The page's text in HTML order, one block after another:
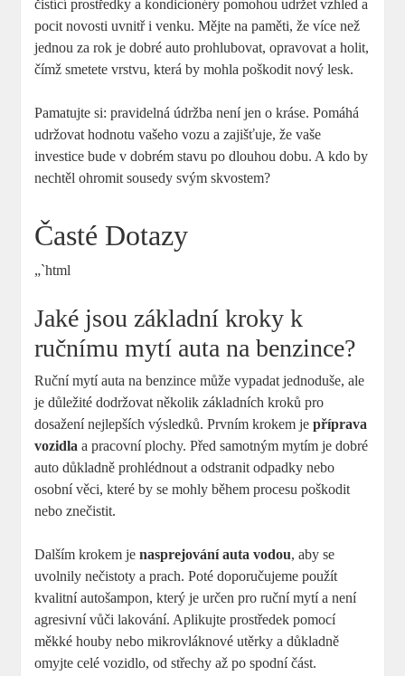
čistící prostředky a kondicionéry pomohou udržet vzhled a
pocit novosti uvnitř i venku. Mějte na paměti, že více než
jednou za rok je dobré auto prohlubovat, opravovat a holit,
čímž smetete vrstvu, která by mohla poškodit nový lesk.
Pamatujte si: pravidelná údržba není jen o kráse. Pomáhá
udržovat hodnotu vašeho vozu a zajišťuje, že vaše
investice bude v dobrém stavu po dlouhou dobu. A kdo by
nechtěl ohromit sousedy svým skvostem?
Časté Dotazy
„`html
Jaké jsou základní kroky k
ručnímu mytí auta na benzince?
Ruční mytí auta na benzince může vypadat jednoduše, ale
je důležité dodržovat několik základních kroků pro
dosažení nejlepších výsledků. Prvním krokem jepříprava
vozidla a pracovní plochy. Před samotným mytím je dobré
auto důkladně prohlédnout a odstranit odpadky nebo
osobní věci, které by se mohly během procesu poškodit
nebo znečistit.
Dalším krokem jenasprejování auta vodou, aby se
uvolnily nečistoty a prach. Poté doporučujeme použít
kvalitní autošampon, který je určen pro ruční mytí a není
agresivní vůči lakování. Aplikujte prostředek pomocí
měkké houby nebo mikrovláknové utěrky a důkladně
omyjte celé vozidlo, od střechy až po spodní část.